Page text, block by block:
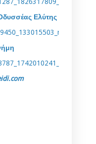
Ελύτης